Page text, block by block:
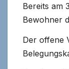
Bereits am
Bewohner
Der offene